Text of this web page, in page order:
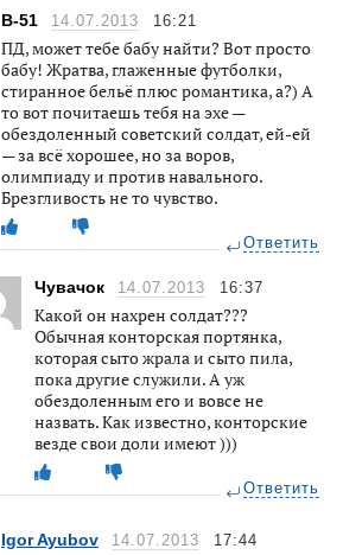
В-51 14.07.2013 16:21
ПД, может тебе бабу найти? Вот просто
бабу! Жратва, глаженные футболки,
стиранное бельё плюс романтика, а?) А
то вот почитаешь тебя на эхе —
обездоленный советский солдат, ей-ей
— за всё хорошее, но за воров,
олимпиаду и против навального.
Брезгливость не то чувство.
Ответить
Чувачок 14.07.2013 16:37
Какой он нахрен солдат???
Обычная конторская портянка,
которая сыто жрала и сыто пила,
пока другие служили. А уж
обездоленным его и вовсе не
назвать. Как известно, конторские
везде свои доли имеют )))
Ответить
Igor Ayubov 14.07.2013 17:44